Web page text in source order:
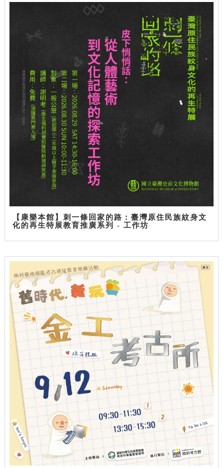
【康樂本館】刺一條回家的路：臺灣原住民族紋身文
化的再生特展教育推廣系列 - 工作坊